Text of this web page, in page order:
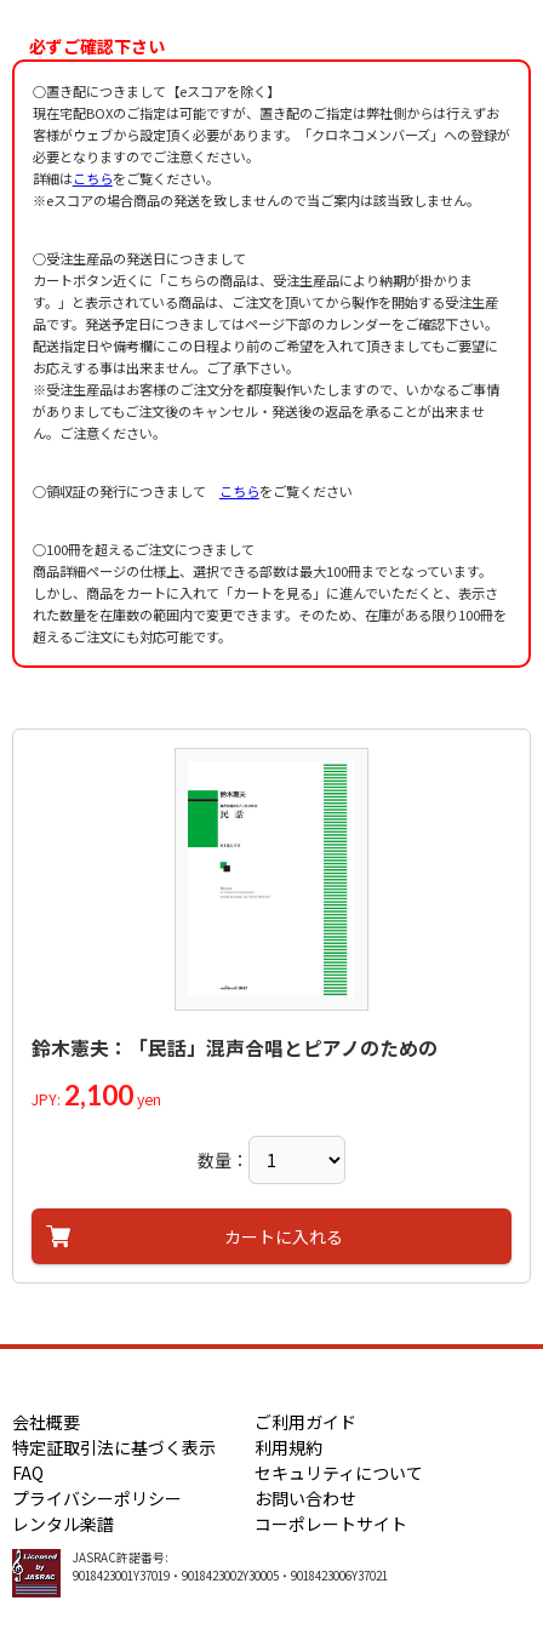
作詞者：鈴木憲夫
必ずご確認下さい
○置き配につきまして【eスコアを除く】
現在宅配BOXのご指定は可能ですが、置き配のご指定は弊社側からは行えずお
客様がウェブから設定頂く必要があります。「クロネコメンバーズ」への登録が
必要となりますのでご注意ください。
詳細はこちらをご覧ください。
※eスコアの場合商品の発送を致しませんので当ご案内は該当致しません。
○受注生産品の発送日につきまして
カートボタン近くに「こちらの商品は、受注生産品により納期が掛かりま
す。」と表示されている商品は、ご注文を頂いてから製作を開始する受注生産
品です。発送予定日につきましてはページ下部のカレンダーをご確認下さい。
配送指定日や備考欄にこの日程より前のご希望を入れて頂きましてもご要望に
お応えする事は出来ません。ご了承下さい。
※受注生産品はお客様のご注文分を都度製作いたしますので、いかなるご事情
がありましてもご注文後のキャンセル・発送後の返品を承ることが出来ませ
ん。ご注意ください。
○領収証の発行につきまして こちらをご覧ください
○100冊を超えるご注文につきまして
商品詳細ページの仕様上、選択できる部数は最大100冊までとなっています。
しかし、商品をカートに入れて「カートを見る」に進んでいただくと、表示さ
れた数量を在庫数の範囲内で変更できます。そのため、在庫がある限り100冊を
超えるご注文にも対応可能です。
鈴木憲夫：「民話」混声合唱とピアノのための
JPY: 2,100yen
数量：
カートに入れる
会社概要
ご利用ガイド
特定証取引法に基づく表示
利用規約
FAQ
セキュリティについて
プライバシーポリシー
お問い合わせ
レンタル楽譜
コーポレートサイト
JASRAC許諾番号:
9018423001Y37019・9018423002Y30005・9018423006Y37021